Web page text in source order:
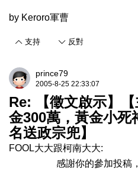
by Keroro軍曹
支持 反對
prince79
2005-8-25 22:33:07
Re: 【徵文啟示】
金300萬，黃金小死
名送政宗兜】
FOOL大大跟柯南大大:
感謝你的參加投稿，我